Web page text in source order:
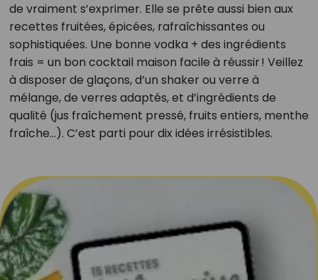
de vraiment s’exprimer. Elle se prête aussi bien aux
recettes fruitées, épicées, rafraîchissantes ou
sophistiquées. Une bonne vodka + des ingrédients
frais = un bon cocktail maison facile à réussir ! Veillez
à disposer de glaçons, d’un shaker ou verre à
mélange, de verres adaptés, et d’ingrédients de
qualité (jus fraîchement pressé, fruits entiers, menthe
fraîche…). C’est parti pour dix idées irrésistibles.